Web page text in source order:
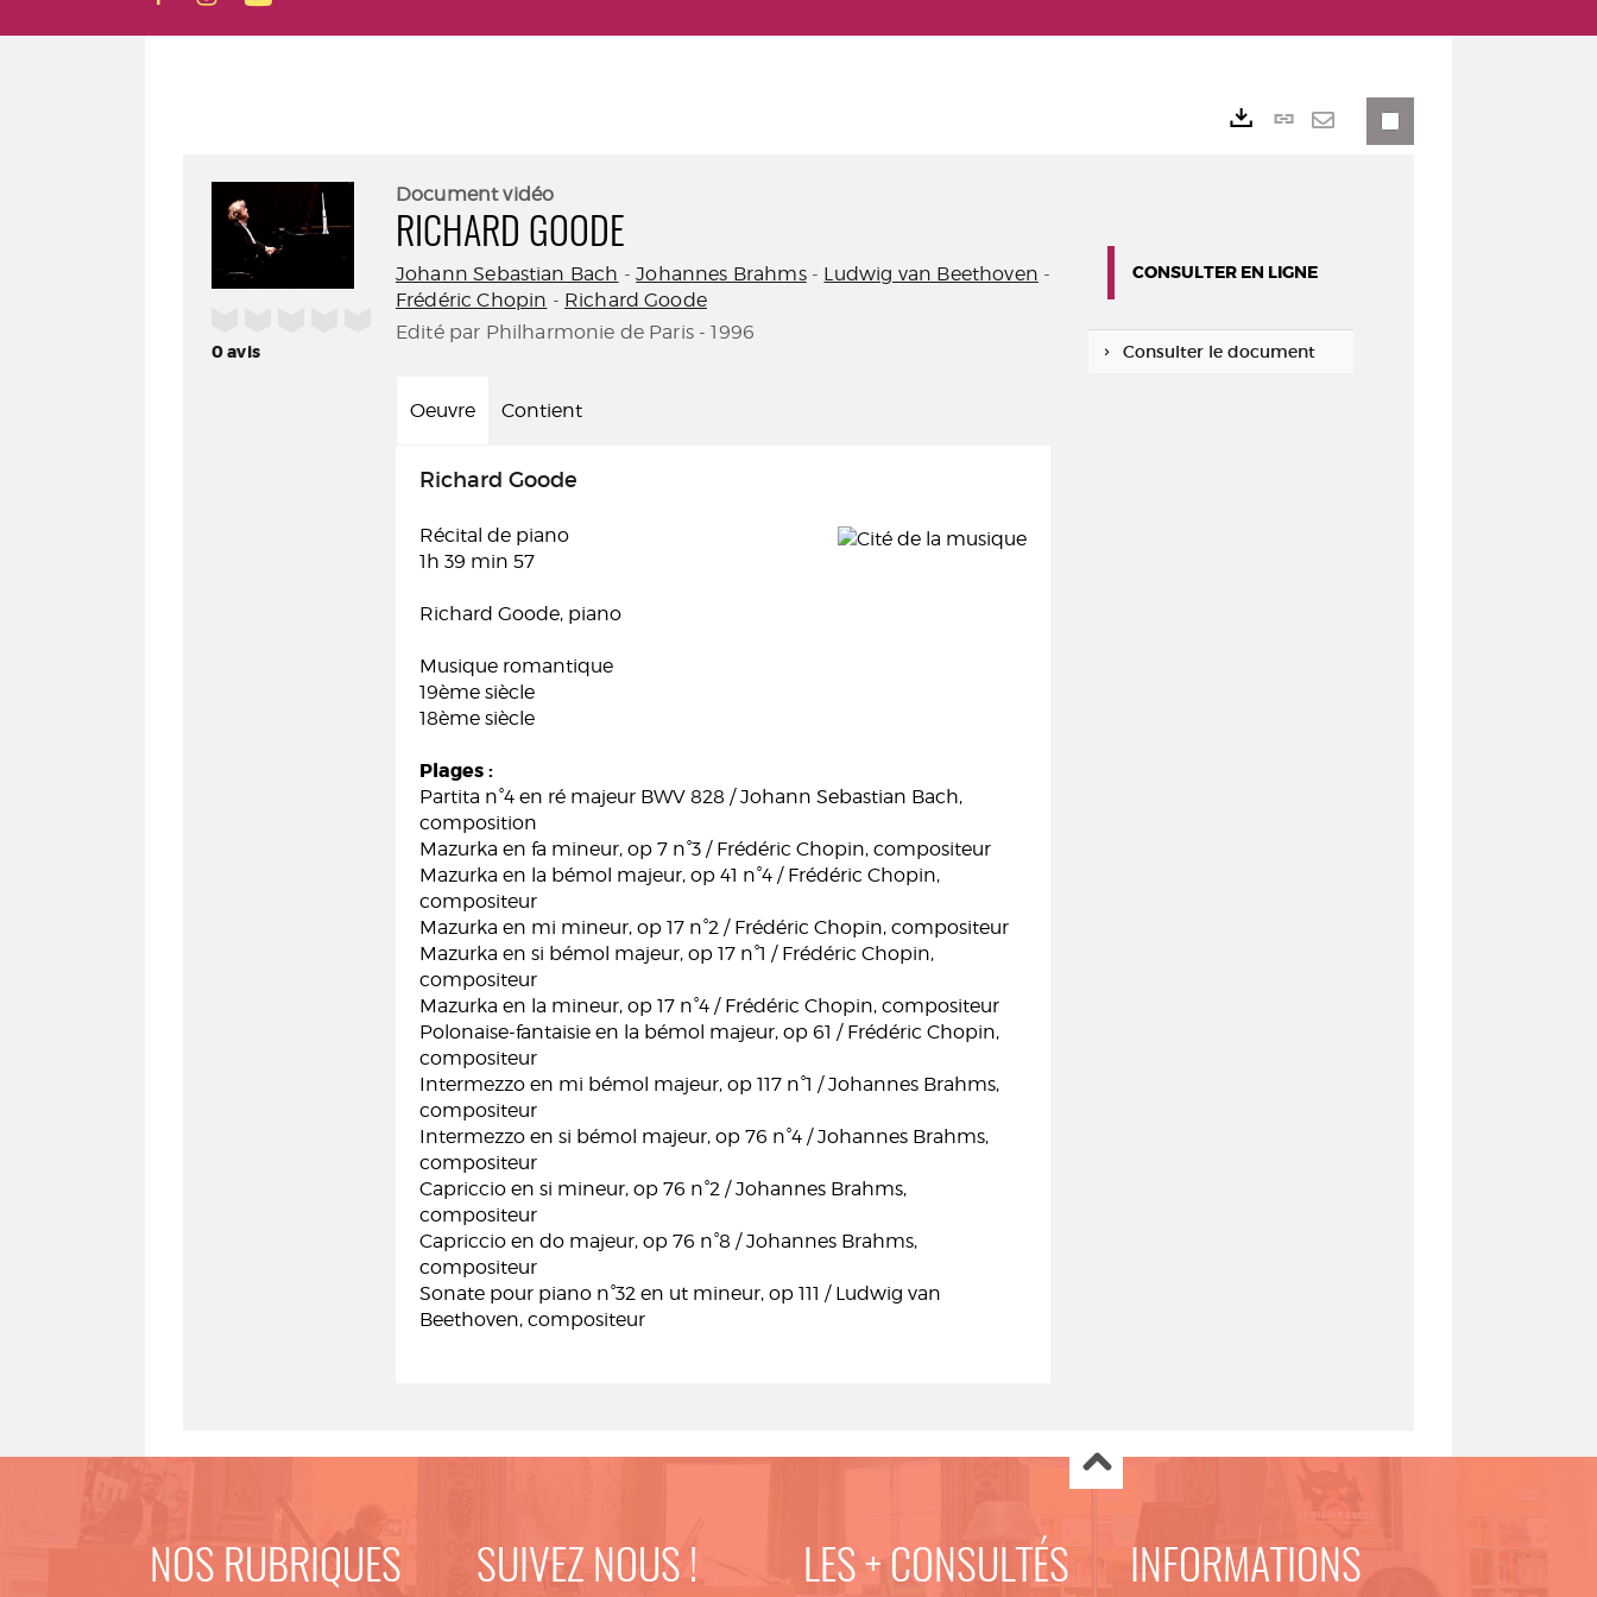
0avis
Document vidéo
RICHARD GOODE
Johann Sebastian Bach -Johannes Brahms- Ludwig van Beethoven -
Frédéric Chopin - Richard Goode
Edité par Philharmonie de Paris - 1996
Oeuvre Contient
Richard Goode
Récital de piano
1h 39 min 57
Richard Goode, piano
Musique romantique
19ème siècle
18ème siècle
Plages :
Partita n°4 en ré majeur BWV 828 / Johann Sebastian Bach,
composition
Mazurka en fa mineur, op 7 n°3 / Frédéric Chopin, compositeur
Mazurka en la bémol majeur, op 41 n°4 / Frédéric Chopin,
compositeur
Mazurka en mi mineur, op 17 n°2 / Frédéric Chopin, compositeur
Mazurka en si bémol majeur, op 17 n°1 / Frédéric Chopin,
compositeur
Mazurka en la mineur, op 17 n°4 / Frédéric Chopin, compositeur
Polonaise-fantaisie en la bémol majeur, op 61 / Frédéric Chopin,
compositeur
Intermezzo en mi bémol majeur, op 117 n°1 / Johannes Brahms,
compositeur
Intermezzo en si bémol majeur, op 76 n°4 / Johannes Brahms,
compositeur
Capriccio en si mineur, op 76 n°2 / Johannes Brahms,
compositeur
Capriccio en do majeur, op 76 n°8 / Johannes Brahms,
compositeur
Sonate pour piano n°32 en ut mineur, op 111 / Ludwig van
Beethoven, compositeur
Lien
CONSULTER EN LIGNE
Consulter le document
NOS RUBRIQUES SUIVEZ NOUS ! LES + CONSULTÉS INFORMATIONS